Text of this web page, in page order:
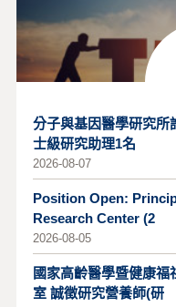
分子與基因醫學研究所
士級研究助理1名
2026-08-07
Position Open:
Research Center (2
2026-08-05
國家高齡醫學暨健康
室 誠徵研究營養師(研